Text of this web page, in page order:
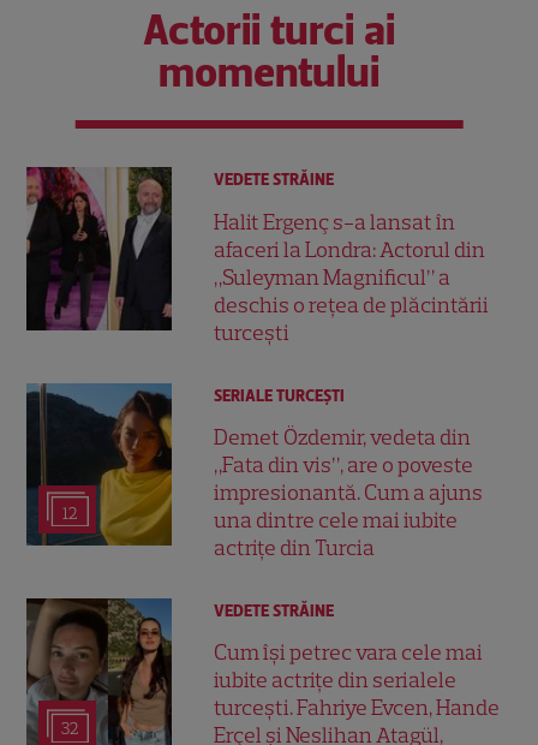
Actorii turci ai
momentului
VEDETE STRĂINE
Halit Ergenç s-a lansat în
afaceri la Londra: Actorul din
„Suleyman Magnificul” a
deschis o rețea de plăcintării
turcești
12
SERIALE TURCEŞTI
Demet Özdemir, vedeta din
„Fata din vis”, are o poveste
impresionantă. Cum a ajuns
una dintre cele mai iubite
actrițe din Turcia
32
VEDETE STRĂINE
Cum își petrec vara cele mai
iubite actrițe din serialele
turcești. Fahriye Evcen, Hande
Erçel și Neslihan Atagül,